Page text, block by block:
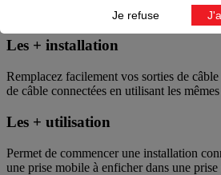
Les + installation
Remplacez facilement vos sorties de
de câble connectées en utilisant les
Les + utilisation
Permet de commencer une installation
une prise mobile à enficher dans une
Je refuse